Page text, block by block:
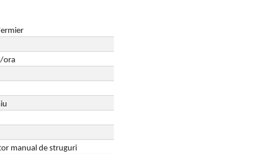
ora
manual de struguri